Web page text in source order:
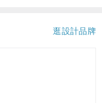
逛設計品牌